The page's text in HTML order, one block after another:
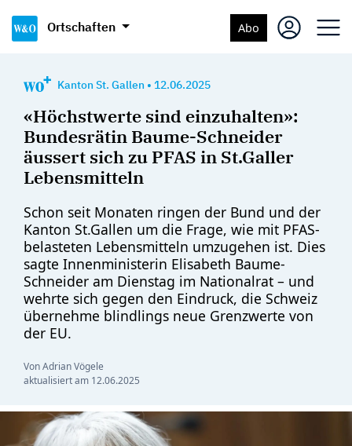
Ortschaften Abo
Kanton St. Gallen • 12.06.2025
«Höchstwerte sind einzuhalten»:
Bundesrätin Baume-Schneider
äussert sich zu PFAS in St.Galler
Lebensmitteln
Schon seit Monaten ringen der Bund und der
Kanton St.Gallen um die Frage, wie mit PFAS-
belasteten Lebensmitteln umzugehen ist. Dies
sagte Innenministerin Elisabeth Baume-
Schneider am Dienstag im Nationalrat – und
wehrte sich gegen den Eindruck, die Schweiz
übernehme blindlings neue Grenzwerte von
der EU.
Von Adrian Vögele
aktualisiert am 12.06.2025